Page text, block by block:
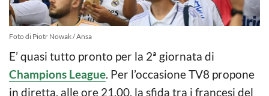
Foto di Piotr Nowak / Ansa
E’ quasi tutto pronto per la 2ª giornata di
Champions League. Per l’occasione TV8 propone
in diretta, alle ore 21.00, la sfida tra i francesi del